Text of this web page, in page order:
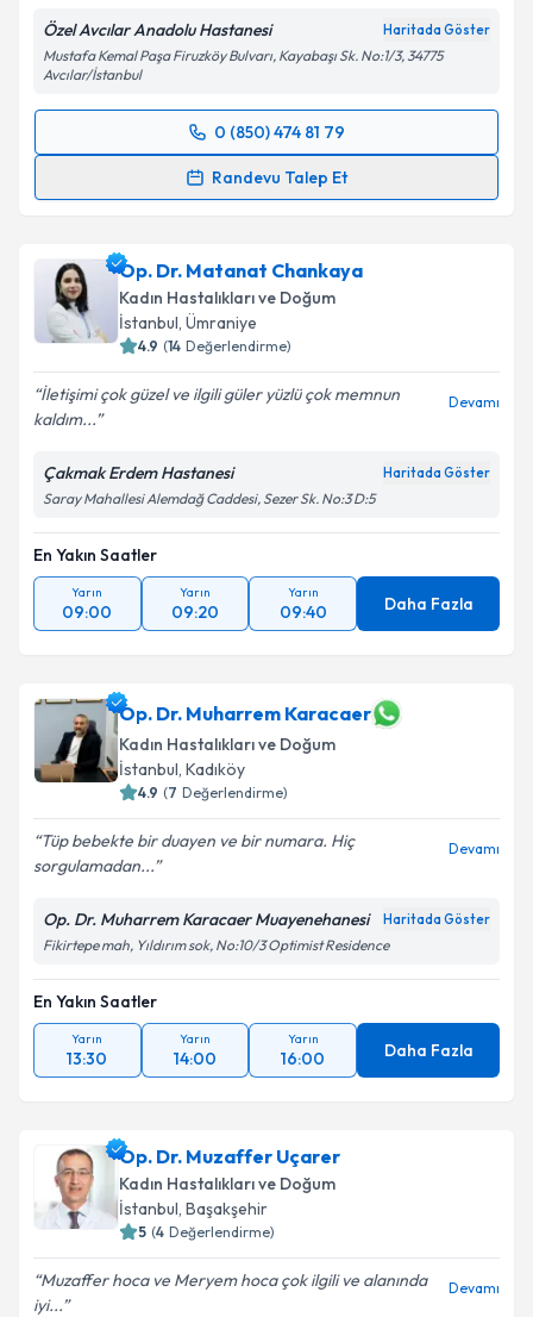
Metni'ni okudum ve kişisel verilerimin belirtilen
kapsamda işlenmesini kabul ediyorum.
Takvim Talebini Gönder
Özel Avcılar Anadolu Hastanesi Haritada Göster
Mustafa Kemal Paşa Firuzköy Bulvarı, Kayabaşı Sk. No:1/3, 34775
Avcılar/İstanbul
0 (850) 474 81 79
Randevu Talep Et
Randevu Takvimi Talebi
için bir takvim hazırlandığında e-posta ile
bilgilendireceğiz.
E-posta Adresiniz
Metni 'ni okudum ve kişisel verilerimin belirtilen
kapsamda işlenmesini kabul ediyorum.
Takvim Talebini Gönder
Op. Dr. Matanat Chankaya
Kadın Hastalıkları ve Doğum
İstanbul, Ümraniye
4.9 (14 Değerlendirme)
İletişimi çok güzel ve ilgili güler yüzlü çok memnun
kaldım...
Devamı
Çakmak Erdem Hastanesi Haritada Göster
Saray Mahallesi Alemdağ Caddesi, Sezer Sk. No:3 D:5
En Yakın Saatler
Yarın
09:00
Yarın
09:20
Yarın
09:40 Daha Fazla
Op. Dr. Muharrem Karacaer
Kadın Hastalıkları ve Doğum
İstanbul, Kadıköy
4.9 (7 Değerlendirme)
Tüp bebekte bir duayen ve bir numara. Hiç
sorgulamadan...
Devamı
Op. Dr. Muharrem Karacaer Muayenehanesi Haritada Göster
Fikirtepe mah, Yıldırım sok, No:10/3 Optimist Residence
En Yakın Saatler
Yarın
13:30
Yarın
14:00
Yarın
16:00 Daha Fazla
Op. Dr. Muzaffer Uçarer
Kadın Hastalıkları ve Doğum
İstanbul, Başakşehir
5 (4 Değerlendirme)
Muzaffer hoca ve Meryem hoca çok ilgili ve alanında
iyi...
Devamı